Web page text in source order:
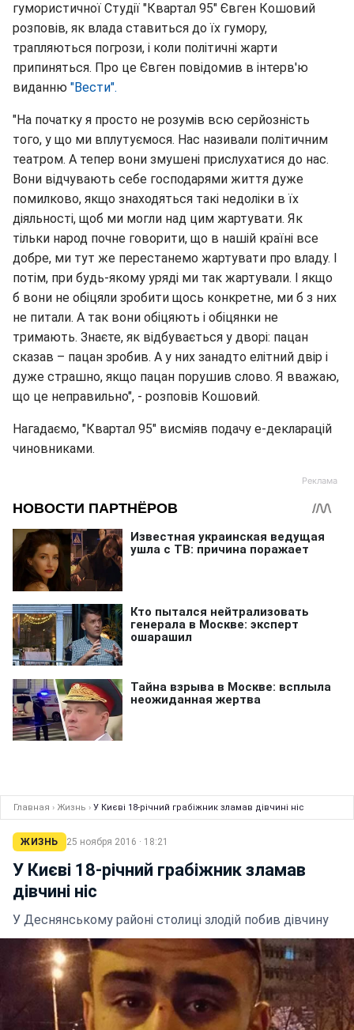
гумористичної Студії "Квартал 95" Євген Кошовий
розповів, як влада ставиться до їх гумору,
трапляються погрози, і коли політичні жарти
припиняться. Про це Євген повідомив в інтерв'ю
виданню "Вести".
"На початку я просто не розумів всю серйозність
того, у що ми вплутуємося. Нас називали політичним
театром. А тепер вони змушені прислухатися до нас.
Вони відчувають себе господарями життя дуже
помилково, якщо знаходяться такі недоліки в їх
діяльності, щоб ми могли над цим жартувати. Як
тільки народ почне говорити, що в нашій країні все
добре, ми тут же перестанемо жартувати про владу. І
потім, при будь-якому уряді ми так жартували. І якщо
б вони не обіцяли зробити щось конкретне, ми б з них
не питали. А так вони обіцяють і обіцянки не
тримають. Знаєте, як відбувається у дворі: пацан
сказав – пацан зробив. А у них занадто елітний двір і
дуже страшно, якщо пацан порушив слово. Я вважаю,
що це неправильно", - розповів Кошовий.
Нагадаємо, "Квартал 95" висміяв подачу е-декларацій
чиновниками.
Главная › Жизнь › У Києві 18-річний грабіжник зламав дівчині ніс
ЖИЗНЬ 25 ноября 2016 · 18:21
У Києві 18-річний грабіжник зламав
дівчині ніс
У Деснянському районі столиці злодій побив дівчину